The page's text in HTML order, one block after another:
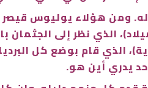
أمام الجثمان برهة وهو خاشع. وزارها أغسطس (63– 14 قبل
المقبرة. وزارها أيضًا الإمبراطور سبتيموس سفيروس (145 –
يدري أين هو.